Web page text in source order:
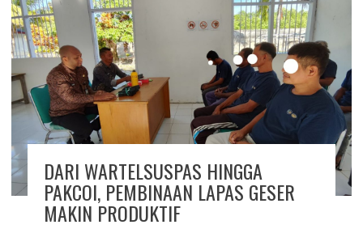
DARI WARTELSUSPAS HINGGA
PAKCOI, PEMBINAAN LAPAS GESER
MAKIN PRODUKTIF